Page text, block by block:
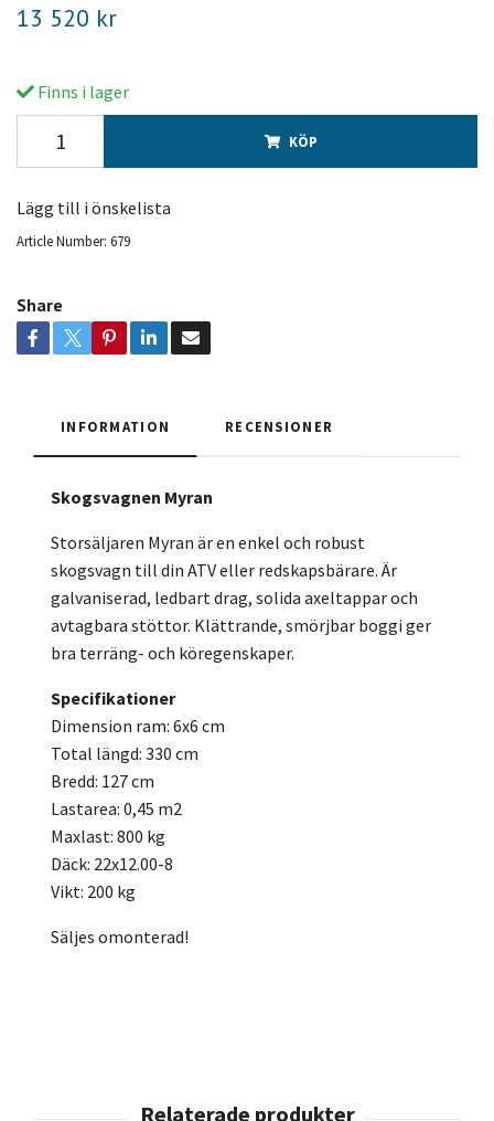
13 520 kr
Finns i lager
KÖP
Lägg till i önskelista
Article Number: 679
Share
INFORMATION RECENSIONER
Skogsvagnen Myran
Storsäljaren Myran är en enkel och robust
skogsvagn till din ATV eller redskapsbärare. Är
galvaniserad, ledbart drag, solida axeltappar och
avtagbara stöttor. Klättrande, smörjbar boggi ger
bra terräng- och köregenskaper.
Specifikationer
Dimension ram: 6x6 cm
Total längd: 330 cm
Bredd: 127 cm
Lastarea: 0,45 m2
Maxlast: 800 kg
Däck: 22x12.00-8
Vikt: 200 kg
Säljes omonterad!